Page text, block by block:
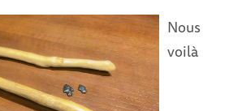
Nous
voilà